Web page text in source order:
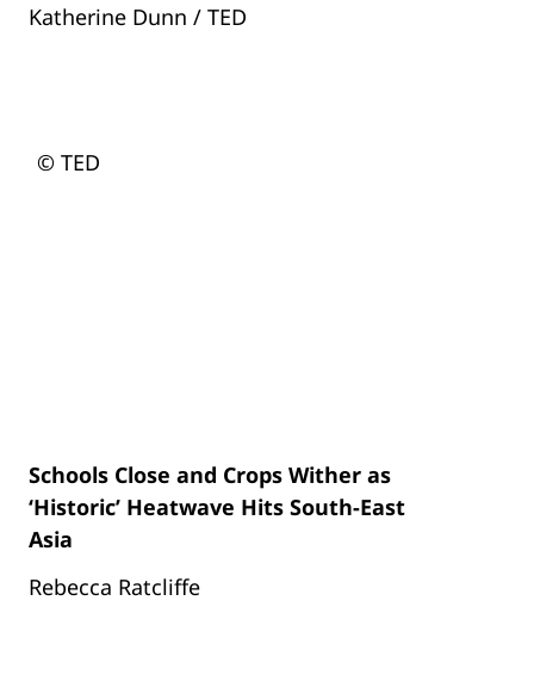
Katherine Dunn / TED
© TED
Schools Close and Crops Wither as
‘Historic’ Heatwave Hits South-East
Asia
Rebecca Ratcliffe